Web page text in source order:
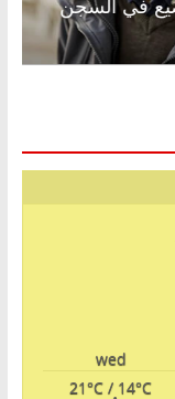
أحلى سنين عمره بتضيع في السجن
15 مارس، 2026
wed
21°C / 14°C